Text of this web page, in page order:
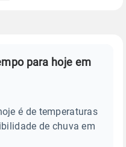
para hoje em
é de temperaturas
de chuva em